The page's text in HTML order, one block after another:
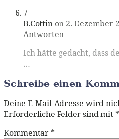
7
B.Cottin on 2. Dezember
Antworten
Ich hätte gedacht, dass
…
Schreibe einen
Deine E-Mail-Adresse wird
Erforderliche Felder sind mit *
Kommentar *